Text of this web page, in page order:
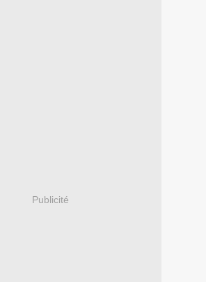
Publicité